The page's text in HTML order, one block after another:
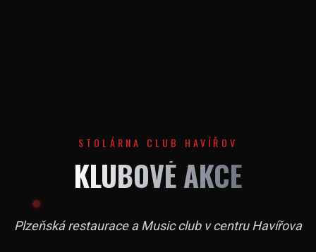
STOLÁRNA CLUB HAVÍŘOV
KLUBOVÉ AKCE
Plzeňská restaurace a Music club v centru Havířova